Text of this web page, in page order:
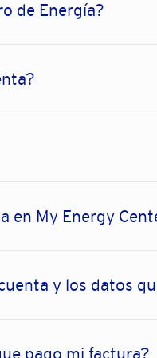
de Energía?
en My Energy
y los datos
pago mi factura?